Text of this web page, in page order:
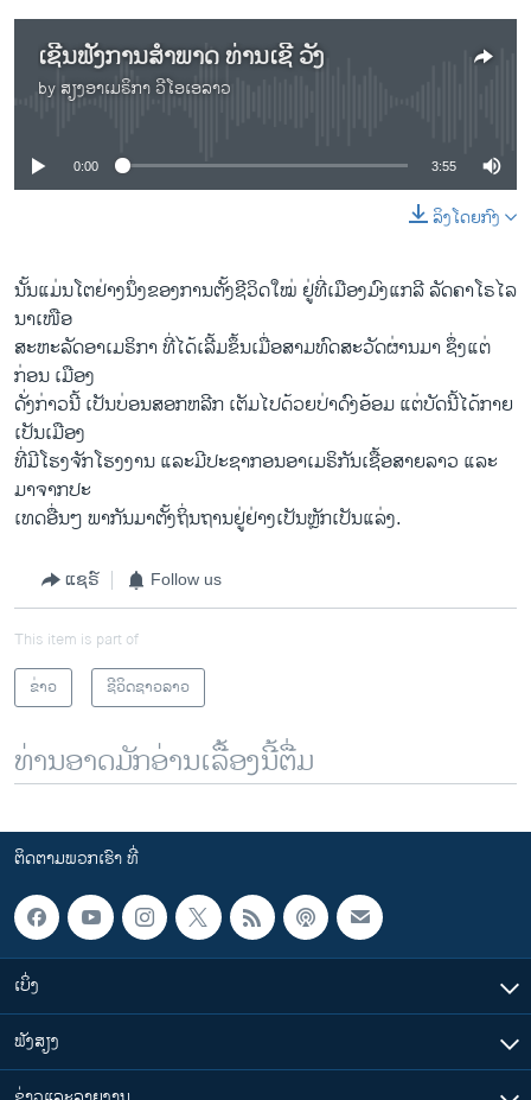
ເຊີນຟັງການສຳພາດ ທ່ານເຊີ ວັງ
by ສຽງອາເມຣິກາ ວີໂອເອລາວ
No media source currently available
0:00 3:55
ລິງໂດຍກົງ
ນັ້ນ​ແມ່ນ​ໂຕ​ຢ່າງ​ນຶ່ງ​ຂອງ​ການ​ຕັ້ງ​ຊີວິດ​ໃໝ່​ ຢູ່​ທີ່​ເມືອງ​ມົງແກ​ລີ ລັດ​ຄາ​ໂຣ​ໄລ​
ນາເໜືອ
ສະຫະລັດ​ອາ​ເມຣິກາ ທີ່​ໄດ້​ເລີ້​ມ​ຂຶ້ນເມື່ອສາມທົດ​ສະ​ວັດ​ຜ່ານ​ມາ​ ຊຶ່ງ​ແຕ່​
ກ່ອນ ເມືອງ​
ດັ່ງກ່າວ​ນີ້ ​ເປັນ​ບ່ອນ​ສອກຫລີກ ​ເຕັມ​ໄປ​ດ້ວຍ​ປ່າດົງ​ອ້ອມ​ ​ແຕ່​ບັດ​ນີ້​ໄດ້​ກາຍ​
ເປັນ​ເມືອງ
​ທີ່​ມີ​ໂຮ​ງຈັກ​ໂຮງງາ​ນ ​ແລະ​ມີ​ປະຊາກອນ​ອາ​ເມຣິກັນ​ເຊື້ອສາຍ​ລາວ ​ແລະ​
ມາຈາກປະ
​ເທດ​ອື່ນໆ ​ພາກັນ​ມາ​ຕັ້ງ​ຖິ່ນ​ຖານ​ຢູ່ຢ່າງ​ເປັນຫຼັກເປັນແລ່ງ.
ແຊຣ໌ Follow us
This item is part of
ຂ່າວ
ຊີວິດຊາວລາວ
ທ່ານອາດມັກອ່ານເລື້ອງນີ້ຕື່ມ
ຕິດຕາມພວກເຮົາ ທີ່
ເບິ່ງ
ຟັງສຽງ